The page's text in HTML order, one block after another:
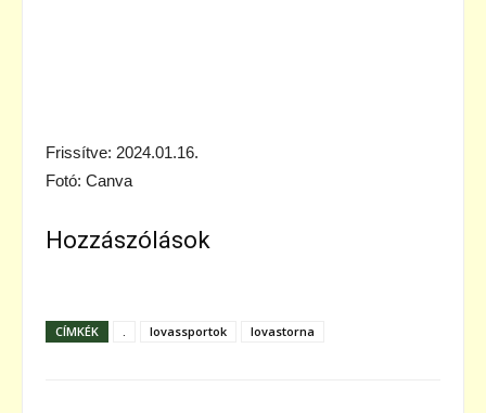
Frissítve: 2024.01.16.
Fotó: Canva
Hozzászólások
CÍMKÉK . lovassportok lovastorna